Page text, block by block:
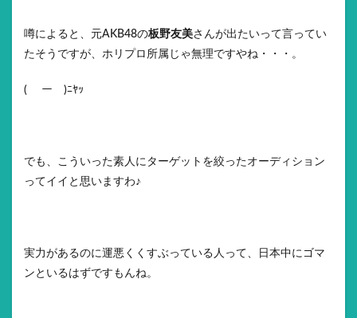
噂によると、元AKB48の板野友美さんが出たいって言ってい
たそうですが、ホリプロ所属じゃ無理ですやね・・・。
( ￣ー￣)ﾆﾔｯ
でも、こういった素人にターゲットを絞ったオーディション
ってイイと思いますわ♪
実力があるのに運悪くくすぶっている人って、日本中にゴマ
ンといるはずですもんね。